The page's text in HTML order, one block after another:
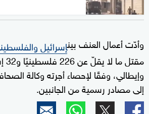
وأدّت أعمال العنف بينإسرائيل
وإيطالي، وفقًا لإحصاء أجرته وكالة
إلى مصادر رسمية من الجانبين.